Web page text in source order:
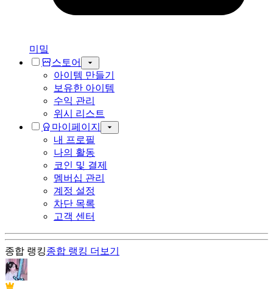
미밐
스토어
아이템 만들기
보유한 아이템
수익 관리
위시 리스트
마이페이지
내 프로필
나의 활동
코인 및 결제
멤버십 관리
계정 설정
차단 목록
고객 센터
종합 랭킹종합 랭킹 더보기